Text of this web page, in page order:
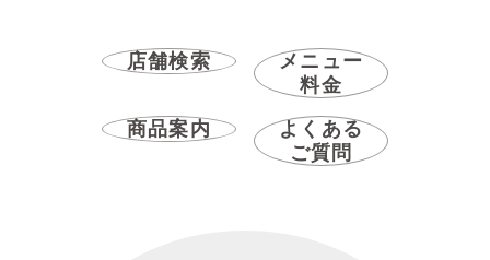
店舗検索
メニュー
料金
商品案内
よくある
ご質問